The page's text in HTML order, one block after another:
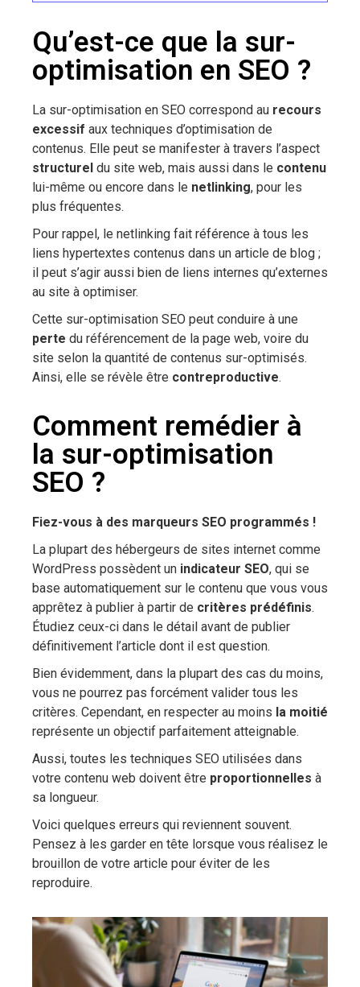
Qu’est-ce que la sur-
optimisation en SEO ?
La sur-optimisation en SEO correspond au recours
excessif aux techniques d’optimisation de
contenus. Elle peut se manifester à travers l’aspect
structurel du site web, mais aussi dans le contenu
lui-même ou encore dans le netlinking, pour les
plus fréquentes.
Pour rappel, le netlinking fait référence à tous les
liens hypertextes contenus dans un article de blog ;
il peut s’agir aussi bien de liens internes qu’externes
au site à optimiser.
Cette sur-optimisation SEO peut conduire à une
perte du référencement de la page web, voire du
site selon la quantité de contenus sur-optimisés.
Ainsi, elle se révèle être contreproductive.
Comment remédier à
la sur-optimisation
SEO ?
Fiez-vous à des marqueurs SEO programmés !
La plupart des hébergeurs de sites internet comme
WordPress possèdent un indicateur SEO, qui se
base automatiquement sur le contenu que vous vous
apprêtez à publier à partir de critères prédéfinis.
Étudiez ceux-ci dans le détail avant de publier
définitivement l’article dont il est question.
Bien évidemment, dans la plupart des cas du moins,
vous ne pourrez pas forcément valider tous les
critères. Cependant, en respecter au moins la moitié
représente un objectif parfaitement atteignable.
Aussi, toutes les techniques SEO utilisées dans
votre contenu web doivent être proportionnelles à
sa longueur.
Voici quelques erreurs qui reviennent souvent.
Pensez à les garder en tête lorsque vous réalisez le
brouillon de votre article pour éviter de les
reproduire.